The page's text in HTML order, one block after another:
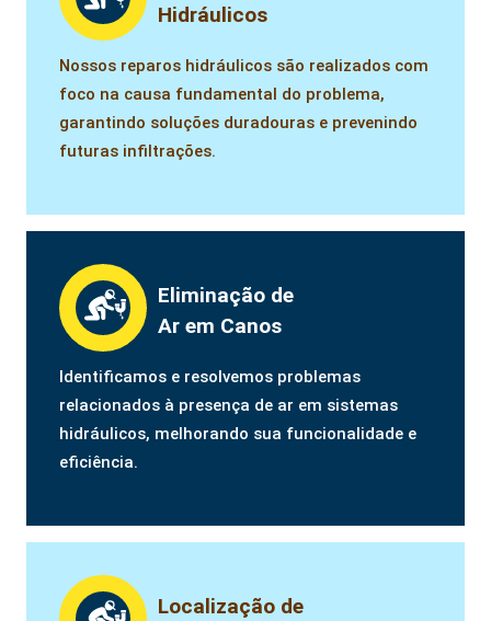
Hidráulicos
Nossos reparos hidráulicos são realizados com
foco na causa fundamental do problema,
garantindo soluções duradouras e prevenindo
futuras infiltrações.
Eliminação de
Ar em Canos
Identificamos e resolvemos problemas
relacionados à presença de ar em sistemas
hidráulicos, melhorando sua funcionalidade e
eficiência.
Localização de